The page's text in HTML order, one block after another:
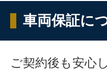
車両保証に
ご契約後も安心